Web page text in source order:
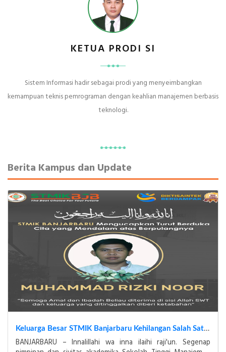
KETUA PRODI SI
Sistem Informasi hadir sebagai prodi yang menyeimbangkan
kemampuan teknis pemrograman dengan keahlian manajemen berbasis
teknologi.
Berita Kampus dan Update
Keluarga Besar STMIK Banjarbaru Kehilangan Salah Satu Karyawan Terbaiknya, Muhammad Rizki Noor
BANJARBARU – Innalillahi wa inna ilaihi raji'un. Segenap